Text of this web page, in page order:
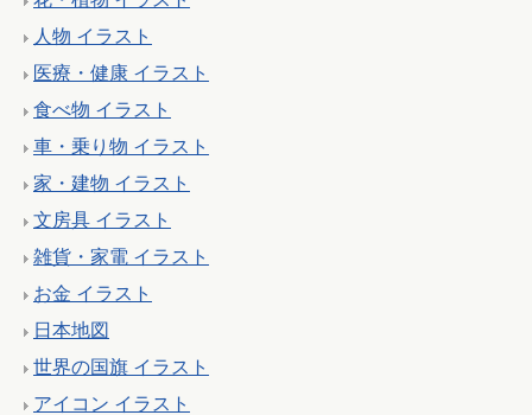
人物 イラスト
医療・健康 イラスト
食べ物 イラスト
車・乗り物 イラスト
家・建物 イラスト
文房具 イラスト
雑貨・家電 イラスト
お金 イラスト
日本地図
世界の国旗 イラスト
アイコン イラスト